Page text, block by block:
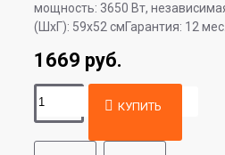
мощность: 3650 Вт,
(ШхГ): 59x52 смГарантия: 12 мес.
1669 руб.
КУПИТЬ